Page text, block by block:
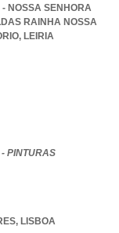
NOSSA SENHORA
RAINHA NOSSA
, LEIRIA
PINTURAS
, LISBOA